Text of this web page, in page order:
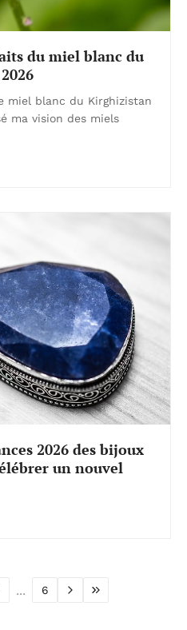
du miel blanc du
miel blanc du Kirghizistan
ma vision des miels
2026 des bijoux
un nouvel
... 6